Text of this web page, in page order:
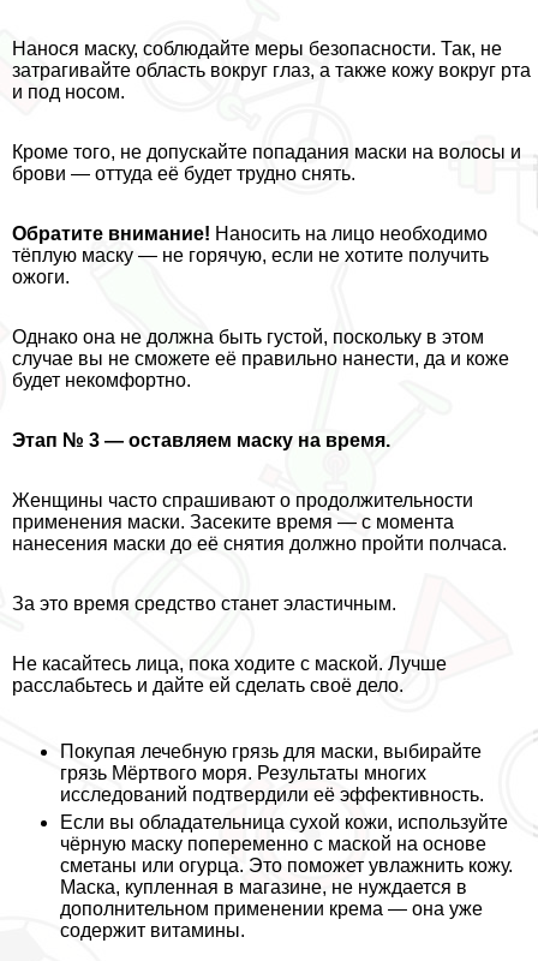
Нанося маску, соблюдайте меры безопасности. Так, не
затрагивайте область вокруг глаз, а также кожу вокруг рта
и под носом.
Кроме того, не допускайте попадания маски на волосы и
брови — оттуда её будет трудно снять.
Обратите внимание! Наносить на лицо необходимо
тёплую маску — не горячую, если не хотите получить
ожоги.
Однако она не должна быть густой, поскольку в этом
случае вы не сможете её правильно нанести, да и коже
будет некомфортно.
Этап № 3 — оставляем маску на время.
Женщины часто спрашивают о продолжительности
применения маски. Засеките время — с момента
нанесения маски до её снятия должно пройти полчаса.
За это время средство станет эластичным.
Не касайтесь лица, пока ходите с маской. Лучше
расслабьтесь и дайте ей сделать своё дело.
Покупая лечебную грязь для маски, выбирайте
грязь Мёртвого моря. Результаты многих
исследований подтвердили её эффективность.
Если вы обладательница сухой кожи, используйте
чёрную маску попеременно с маской на основе
сметаны или огурца. Это поможет увлажнить кожу.
Маска, купленная в магазине, не нуждается в
дополнительном применении крема — она уже
содержит витамины.